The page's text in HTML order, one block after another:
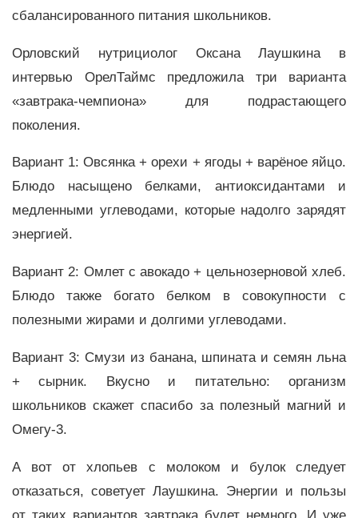
сбалансированного питания школьников.
Орловский нутрициолог Оксана Лаушкина в
интервью ОрелТаймс предложила три варианта
«завтрака-чемпиона» для подрастающего
поколения.
Вариант 1: Овсянка + орехи + ягоды + варёное яйцо.
Блюдо насыщено белками, антиоксидантами и
медленными углеводами, которые надолго зарядят
энергией.
Вариант 2: Омлет с авокадо + цельнозерновой хлеб.
Блюдо также богато белком в совокупности с
полезными жирами и долгими углеводами.
Вариант 3: Смузи из банана, шпината и семян льна
+ сырник. Вкусно и питательно: организм
школьников скажет спасибо за полезный магний и
Омегу-3.
А вот от хлопьев с молоком и булок следует
отказаться, советует Лаушкина. Энергии и пользы